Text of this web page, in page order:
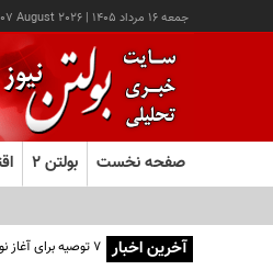
جمعه ۱۶ مرداد ۱۴۰۵ |
August 2026
صفحه نخست بولتن ۲
آخرین اخبار ۷ توصیه برای آغاز نویسندگی